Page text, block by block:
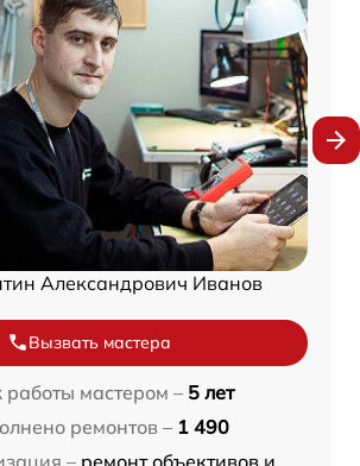
Александрович Иванов
Вызвать мастера
работы мастером – 5 лет
ремонтов – 1 490
– ремонт объективов и